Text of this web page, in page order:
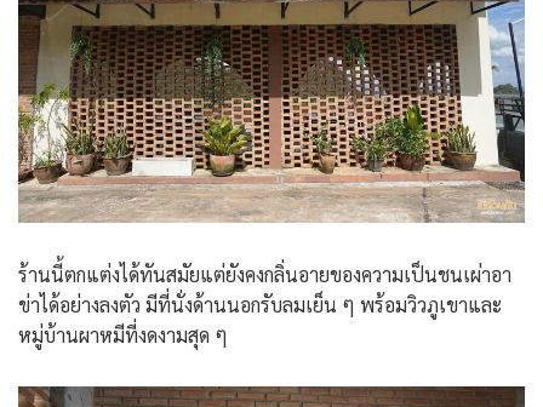
ร้านนี้ตกแต่งได้ทันสมัยแต่ยังคงกลิ่นอายของความเป็นชนเผ่าอา
ข่าได้อย่างลงตัว มีที่นั่งด้านนอกรับลมเย็น ๆ พร้อมวิวภูเขาและ
หมู่บ้านผาหมีที่งดงามสุด ๆ